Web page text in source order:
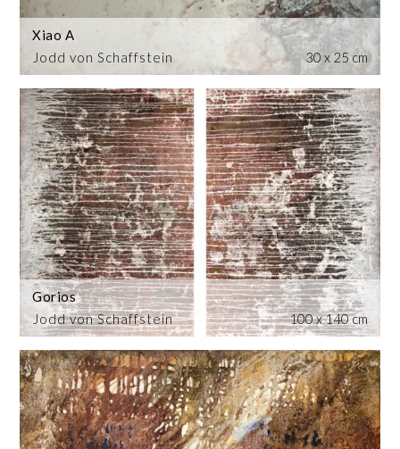
Jodd von Schaffstein
Xiao A
30 x 25 cm
Jodd von Schaffstein
Gorios
100 x 140 cm